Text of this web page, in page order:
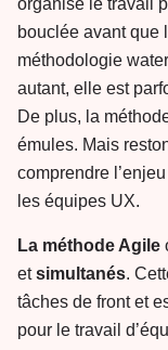
organise le travail
bouclée avant que
méthodologie
autant, elle est
De plus, la
émules. Mais
comprendre
les équipes UX.
La méthode Agile
etsimultanés.
tâches de front et
pour le travail